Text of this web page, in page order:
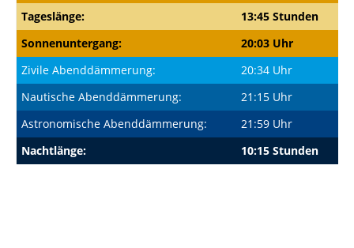
Tageslänge:
13:45 Stunden
Sonnenuntergang:
20:03 Uhr
Zivile Abenddämmerung:
20:34 Uhr
Nautische Abenddämmerung:
21:15 Uhr
Astronomische Abenddämmerung:
21:59 Uhr
Nachtlänge:
10:15 Stunden